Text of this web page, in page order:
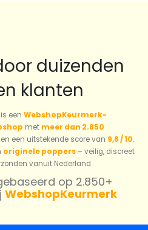
duizenden
klanten
is een WebshopKeurmerk-
met meer dan 2.850
en een uitstekende score van 9,8 / 10.
originele poppers – veilig, discreet
vanuit Nederland.
op 2.850+
WebshopKeurmerk